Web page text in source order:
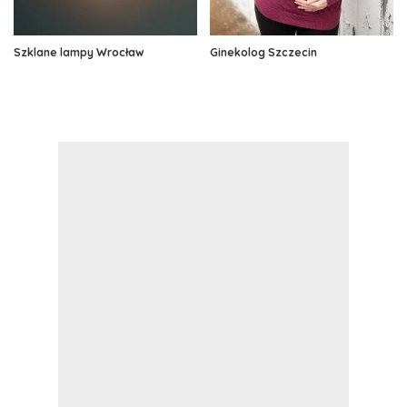
Szklane lampy Wrocław Ginekolog Szczecin